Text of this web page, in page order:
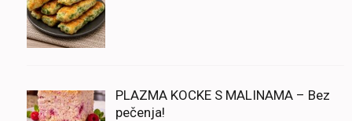
PLAZMA KOCKE S MALINAMA – Bez
pečenja!